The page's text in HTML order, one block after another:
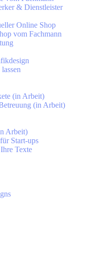
& Dienstleister
Online Shop
vom Fachmann
(in Arbeit)
(in Arbeit)
Arbeit)
Start-ups
Texte